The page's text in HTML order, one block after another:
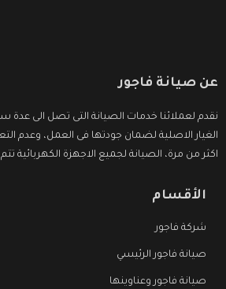
عن صيانة فاجور
نقدم لعملائنا خدمات الصيانة التى تصل الى عدة
الغيار الاصلية لضمان جودتها فى العمل، وعدم
اكثر من مرة، الصيانة لجميع الاجهزة الكهربائية
الأقسام
شركة فاجور
صيانة فاجور الرئيسي
صيانة فاجور وعناوينها